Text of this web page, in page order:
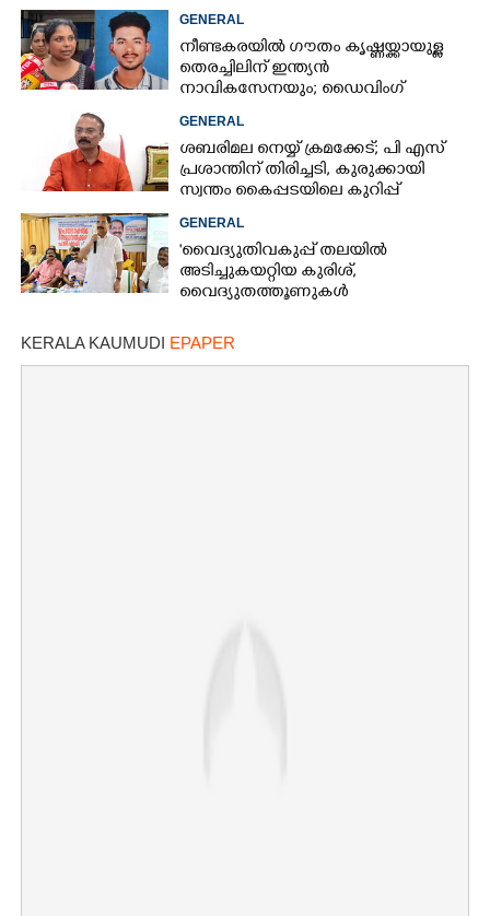
GENERAL
നീണ്ടകരയിൽ ഗൗതം കൃഷ്ണയ്ക്കായുള്ള
തെരച്ചിലിന് ഇന്ത്യൻ
നാവികസേനയും; ഡൈവിംഗ്
GENERAL
ശബരിമല നെയ്യ് ക്രമക്കേട്; പി എസ്
പ്രശാന്തിന് തിരിച്ചടി, കുരുക്കായി
സ്വന്തം കൈപ്പടയിലെ കുറിപ്പ്
GENERAL
'വൈദ്യുതിവകുപ്പ് തലയിൽ
അടിച്ചുകയറ്റിയ കുരിശ്‌,
വൈദ്യുതത്തൂണുകൾ
വിളിക്കുന്ന കാലമാണിത്'
KERALA KAUMUDI EPAPER